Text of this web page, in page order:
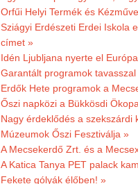
Orfűi Helyi Termék és
Sziágyi Erdészeti Erdei Iskola
címet »
Idén Ljubljana nyerte el
Garantált programok tavasszal
Erdők Hete programok a
Őszi napközi a Bükkösdi
Nagy érdeklődés a szekszárdi
Múzeumok Őszi Fesztiválja »
A Mecsekerdő Zrt. és a
A Katica Tanya PET palack
Fekete gólyák élőben! »